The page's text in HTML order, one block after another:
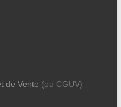
de Vente (ou CGUV)